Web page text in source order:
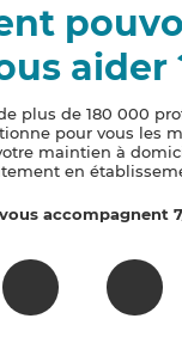
aider
plus de 180 000
pour vous les
maintien à
en
accompagnent